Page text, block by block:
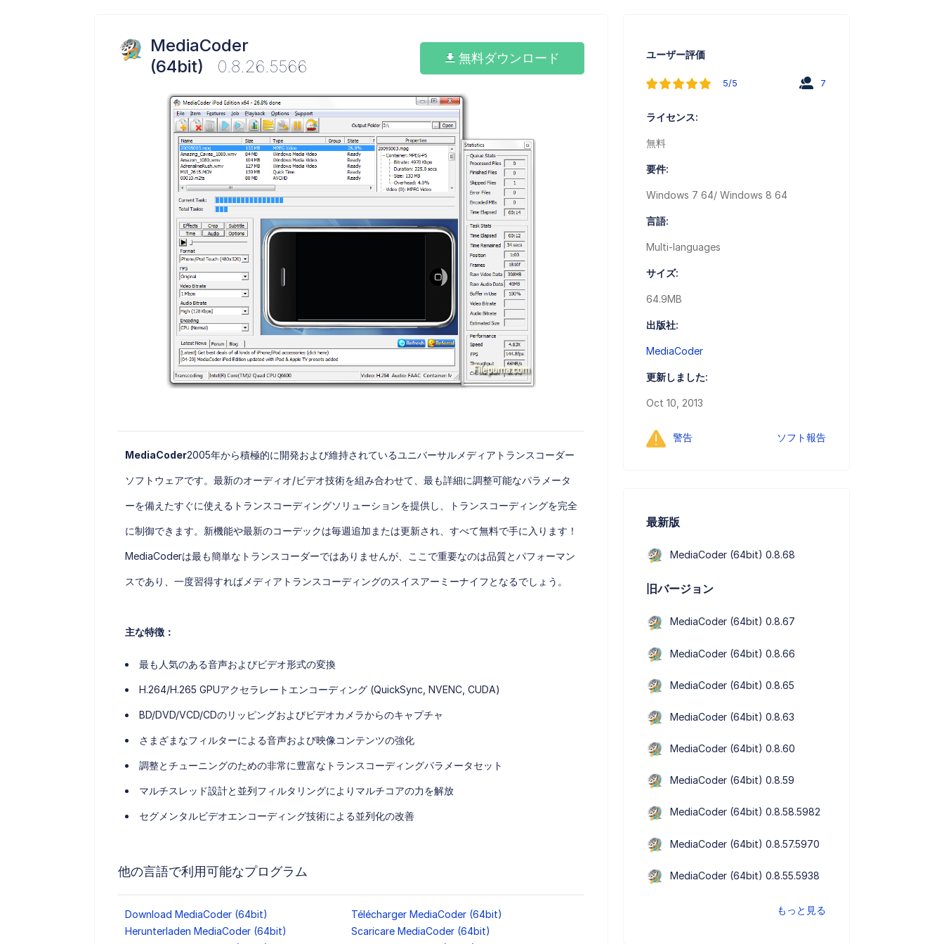
MediaCoder
(64bit)
0.8.26.5566 無料ダウンロード
MediaCoder2005年から積極的に開発および維持されているユニバーサルメディアトランスコーダー
ソフトウェアです。最新のオーディオ/ビデオ技術を組み合わせて、最も詳細に調整可能なパラメータ
ーを備えたすぐに使えるトランスコーディングソリューションを提供し、トランスコーディングを完全
に制御できます。新機能や最新のコーデックは毎週追加または更新され、すべて無料で手に入ります！
MediaCoderは最も簡単なトランスコーダーではありませんが、ここで重要なのは品質とパフォーマン
スであり、一度習得すればメディアトランスコーディングのスイスアーミーナイフとなるでしょう。
主な特徴：
最も人気のある音声およびビデオ形式の変換
H.264/H.265 GPUアクセラレートエンコーディング (QuickSync, NVENC, CUDA)
BD/DVD/VCD/CDのリッピングおよびビデオカメラからのキャプチャ
さまざまなフィルターによる音声および映像コンテンツの強化
調整とチューニングのための非常に豊富なトランスコーディングパラメータセット
マルチスレッド設計と並列フィルタリングによりマルチコアの力を解放
セグメンタルビデオエンコーディング技術による並列化の改善
他の言語で利用可能なプログラム
Download MediaCoder (64bit)
Télécharger MediaCoder (64bit)
Herunterladen MediaCoder (64bit)
Scaricare MediaCoder (64bit)
ユーザー評価
5/5 7
ライセンス:
無料
要件:
Windows 7 64/ Windows 8 64
言語:
Multi-languages
サイズ:
64.9MB
出版社:
MediaCoder
更新しました:
Oct 10, 2013
警告 ソフト報告
最新版
MediaCoder (64bit) 0.8.68
旧バージョン
MediaCoder (64bit) 0.8.67
MediaCoder (64bit) 0.8.66
MediaCoder (64bit) 0.8.65
MediaCoder (64bit) 0.8.63
MediaCoder (64bit) 0.8.60
MediaCoder (64bit) 0.8.59
MediaCoder (64bit) 0.8.58.5982
MediaCoder (64bit) 0.8.57.5970
MediaCoder (64bit) 0.8.55.5938
もっと見る